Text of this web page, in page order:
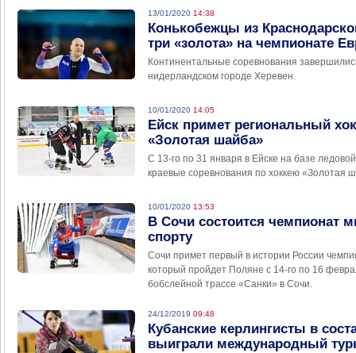
13/01/2020 14:38
Конькобежцы из
три «золота» на чемпионате
Континентальные соревнования
нидерландском городе Херевен.
10/01/2020 14:05
Ейск примет региональный
«Золотая шайба»
С 13-го по 31 января в Ейске на базе
краевые соревнования по хоккею «Золотая
10/01/2020 13:53
В Сочи состоится чемпионат
спорту
Сочи примет первый в истории России
который пройдет Поляне с 14-го по 16
бобслейной трассе «Санки» в Сочи.
24/12/2019 09:48
Кубанские керлингисты в
выиграли международный